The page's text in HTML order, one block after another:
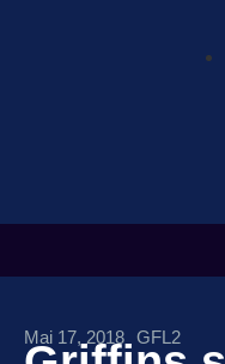
Mai 17, 2018 GFL2